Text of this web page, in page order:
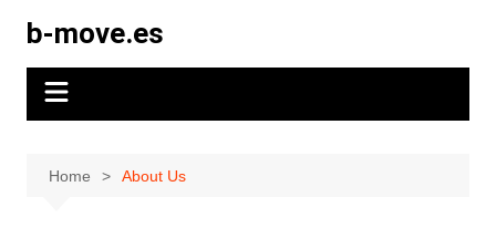
content
b-move.es
Home About Us